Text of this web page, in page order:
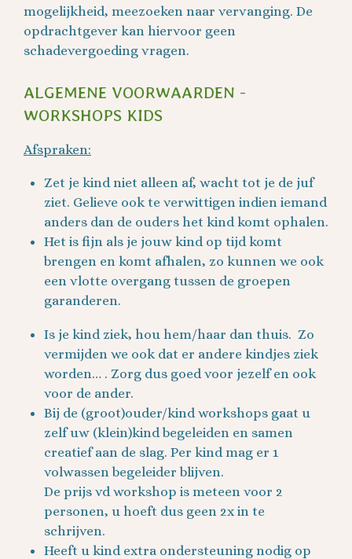
mogelijkheid, meezoeken naar vervanging. De
opdrachtgever kan hiervoor geen
schadevergoeding vragen.
ALGEMENE VOORWAARDEN -
WORKSHOPS KIDS
Afspraken:
Zet je kind niet alleen af, wacht tot je de juf
ziet. Gelieve ook te verwittigen indien iemand
anders dan de ouders het kind komt ophalen.
Het is fijn als je jouw kind op tijd komt
brengen en komt afhalen, zo kunnen we ook
een vlotte overgang tussen de groepen
garanderen.
Is je kind ziek, hou hem/haar dan thuis. Zo
vermijden we ook dat er andere kindjes ziek
worden… . Zorg dus goed voor jezelf en ook
voor de ander.
Bij de (groot)ouder/kind workshops gaat u
zelf uw (klein)kind begeleiden en samen
creatief aan de slag. Per kind mag er 1
volwassen begeleider blijven.
De prijs vd workshop is meteen voor 2
personen, u hoeft dus geen 2x in te
schrijven.
Heeft u kind extra ondersteuning nodig op